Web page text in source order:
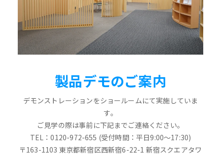
製品デモのご案内
デモンストレーションをショールームにて実施していま
す。
ご見学の際は事前に下記までご連絡ください。
TEL：0120-972-655 (受付時間：平日9:00～17:30)
〒163-1103 東京都新宿区西新宿6-22-1 新宿スクエアタワ